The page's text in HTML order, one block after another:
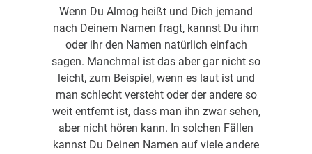
Wenn Du Almog heißt und Dich jemand
nach Deinem Namen fragt, kannst Du ihm
oder ihr den Namen natürlich einfach
sagen. Manchmal ist das aber gar nicht so
leicht, zum Beispiel, wenn es laut ist und
man schlecht versteht oder der andere so
weit entfernt ist, dass man ihn zwar sehen,
aber nicht hören kann. In solchen Fällen
kannst Du Deinen Namen auf viele andere